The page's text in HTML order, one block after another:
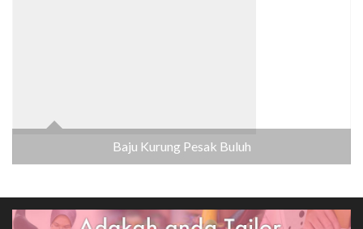
Baju Kurung Pesak Buluh